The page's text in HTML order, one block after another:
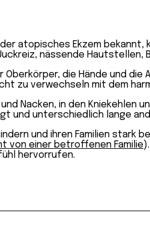
atopisches Ekzem bekannt,
nässende Hautstellen,
die Hände und
zu verwechseln mit dem
Nacken, in den Kniekehlen
und unterschiedlich lange
und ihren Familien stark
von einer betroffenen Familie
hervorrufen.